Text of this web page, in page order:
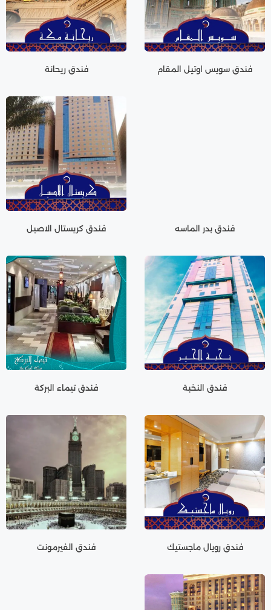
فندق سويس اوتيل المقام فندق ريحانة
فندق بدر الماسه فندق كريستال الاصيل
فندق النخبة فندق تيماء البركة
فندق رويال ماجستيك فندق الفيرمونت